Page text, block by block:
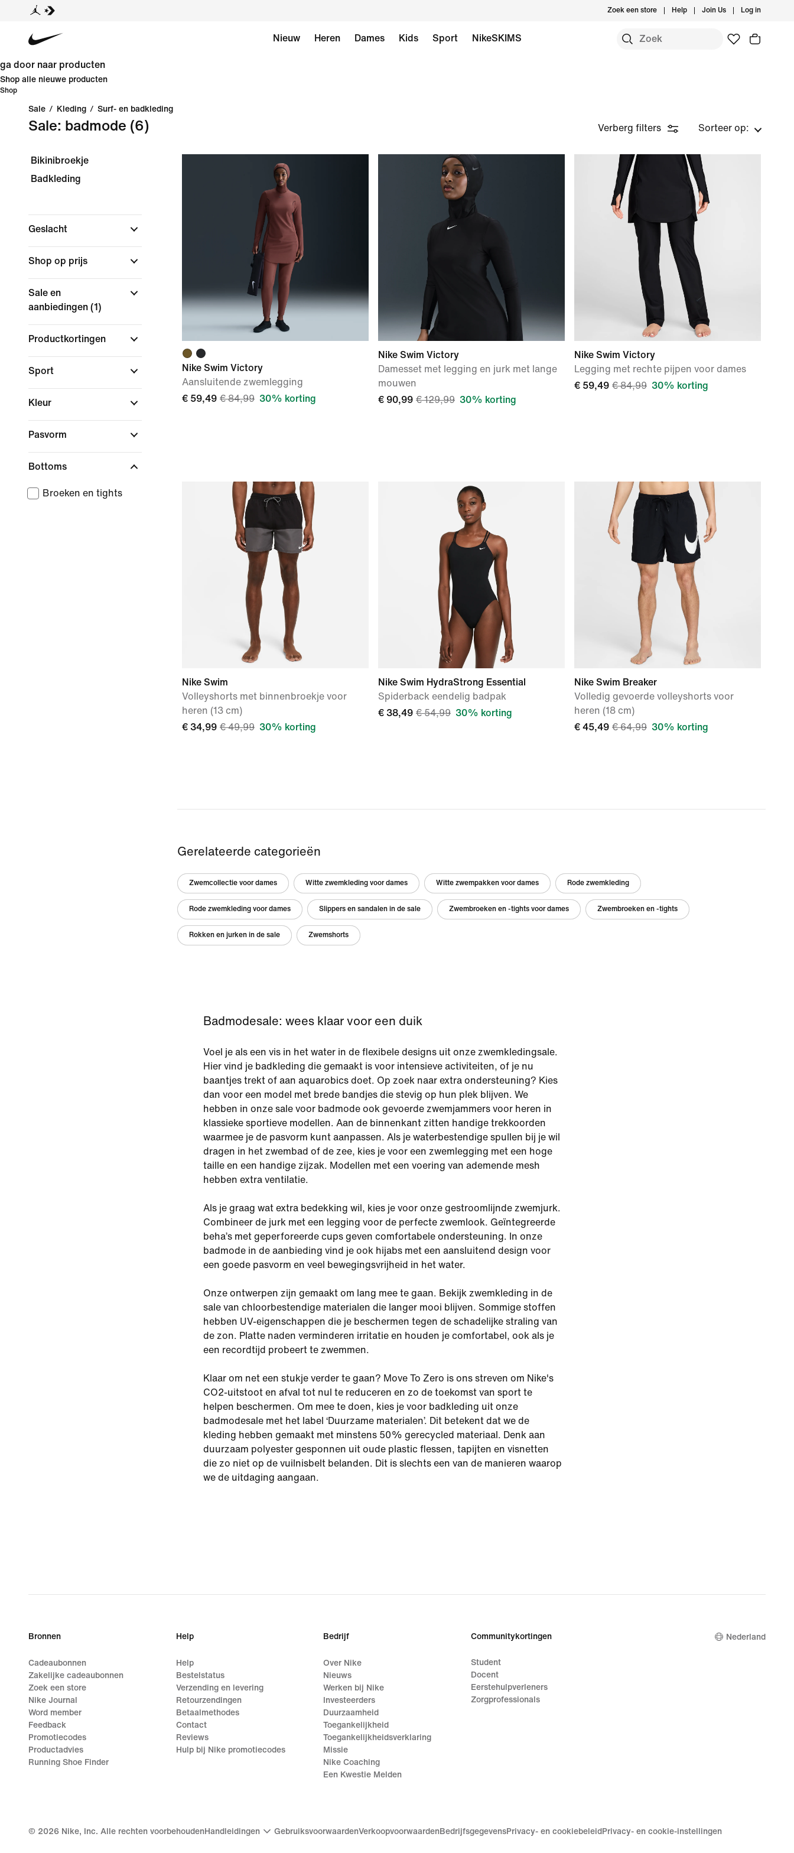
Zoek een store Help Join Us Log in
Nieuw Heren Dames Kids Sport NikeSKIMS
ga door naar producten
Shop alle nieuwe producten
Shop
Sale / Kleding / Surf- en badkleding
Sale: badmode (6) Verberg filters Sorteer op:
Bikinibroekje
Badkleding
Geslacht
Shop op prijs
Sale en
aanbiedingen (1)
Productkortingen
Sport
Kleur
Pasvorm
Bottoms
Broeken en tights
Nike Swim Victory
Aansluitende zwemlegging
€ 59,49 € 84,99 30% korting
Nike Swim Victory
Damesset met legging en jurk met lange
mouwen
€ 90,99 € 129,99 30% korting
Nike Swim Victory
Legging met rechte pijpen voor dames
€ 59,49 € 84,99 30% korting
Nike Swim
Volleyshorts met binnenbroekje voor
heren (13 cm)
€ 34,99 € 49,99 30% korting
Nike Swim HydraStrong Essential
Spiderback eendelig badpak
€ 38,49 € 54,99 30% korting
Nike Swim Breaker
Volledig gevoerde volleyshorts voor
heren (18 cm)
€ 45,49 € 64,99 30% korting
Gerelateerde categorieën
Zwemcollectie voor dames Witte zwemkleding voor dames Witte zwempakken voor dames Rode zwemkleding
Rode zwemkleding voor dames Slippers en sandalen in de sale Zwembroeken en -tights voor dames Zwembroeken en -tights
Rokken en jurken in de sale Zwemshorts
Badmodesale: wees klaar voor een duik
Voel je als een vis in het water in de flexibele designs uit onze zwemkledingsale.
Hier vind je badkleding die gemaakt is voor intensieve activiteiten, of je nu
baantjes trekt of aan aquarobics doet. Op zoek naar extra ondersteuning? Kies
dan voor een model met brede bandjes die stevig op hun plek blijven. We
hebben in onze sale voor badmode ook gevoerde zwemjammers voor heren in
klassieke sportieve modellen. Aan de binnenkant zitten handige trekkoorden
waarmee je de pasvorm kunt aanpassen. Als je waterbestendige spullen bij je wil
dragen in het zwembad of de zee, kies je voor een zwemlegging met een hoge
taille en een handige zijzak. Modellen met een voering van ademende mesh
hebben extra ventilatie.
Als je graag wat extra bedekking wil, kies je voor onze gestroomlijnde zwemjurk.
Combineer de jurk met een legging voor de perfecte zwemlook. Geïntegreerde
beha’s met geperforeerde cups geven comfortabele ondersteuning. In onze
badmode in de aanbieding vind je ook hijabs met een aansluitend design voor
een goede pasvorm en veel bewegingsvrijheid in het water.
Onze ontwerpen zijn gemaakt om lang mee te gaan. Bekijk zwemkleding in de
sale van chloorbestendige materialen die langer mooi blijven. Sommige stoffen
hebben UV-eigenschappen die je beschermen tegen de schadelijke straling van
de zon. Platte naden verminderen irritatie en houden je comfortabel, ook als je
een recordtijd probeert te zwemmen.
Klaar om net een stukje verder te gaan? Move To Zero is ons streven om Nike's
CO2-uitstoot en afval tot nul te reduceren en zo de toekomst van sport te
helpen beschermen. Om mee te doen, kies je voor badkleding uit onze
badmodesale met het label ‘Duurzame materialen’. Dit betekent dat we de
kleding hebben gemaakt met minstens 50% gerecycled materiaal. Denk aan
duurzaam polyester gesponnen uit oude plastic flessen, tapijten en visnetten
die zo niet op de vuilnisbelt belanden. Dit is slechts een van de manieren waarop
we de uitdaging aangaan.
Bronnen
Cadeaubonnen
Zakelijke cadeaubonnen
Zoek een store
Nike Journal
Word member
Feedback
Promotiecodes
Productadvies
Running Shoe Finder
Help
Help
Bestelstatus
Verzending en levering
Retourzendingen
Betaalmethodes
Contact
Reviews
Hulp bij Nike promotiecodes
Bedrijf
Over Nike
Nieuws
Werken bij Nike
Investeerders
Duurzaamheid
Toegankelijkheid
Toegankelijkheidsverklaring
Missie
Nike Coaching
Een Kwestie Melden
Communitykortingen
Student
Docent
Eerstehulpverleners
Zorgprofessionals
Nederland
© 2026 Nike, Inc. Alle rechten voorbehoudenHandleidingen GebruiksvoorwaardenVerkoopvoorwaardenBedrijfsgegevensPrivacy- en cookiebeleidPrivacy- en cookie-instellingen